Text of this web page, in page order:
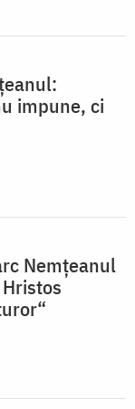
impune, ci
Nemțeanul